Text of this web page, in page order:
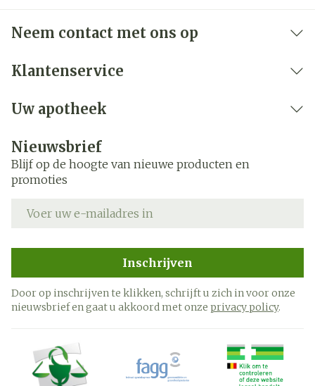
Neem contact met ons op
Klantenservice
Uw apotheek
Nieuwsbrief
Blijf op de hoogte van nieuwe producten en
promoties
Inschrijven
Door op inschrijven te klikken, schrijft u zich in voor onze
nieuwsbrief en gaat u akkoord met onze privacy policy.